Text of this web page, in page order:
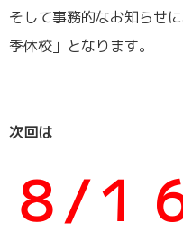
そして事務的なお知らせ
季休校」となります。
次回は
８/１